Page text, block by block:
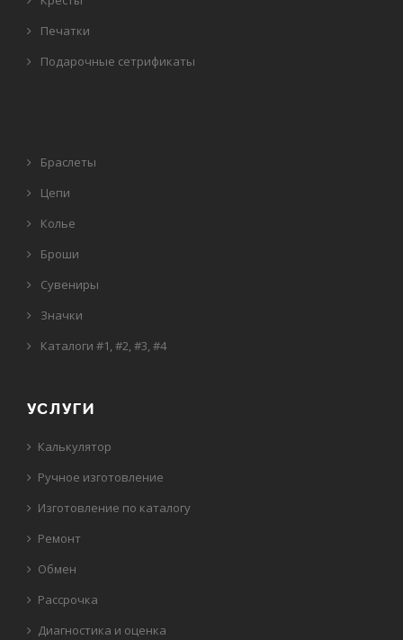
Печатки
Подарочные сетрификаты
Браслеты
Цепи
Колье
Броши
Сувениры
Значки
Каталоги #1, #2, #3, #4
УСЛУГИ
Калькулятор
Ручное изготовление
Изготовление по каталогу
Ремонт
Обмен
Рассрочка
Диагностика и оценка